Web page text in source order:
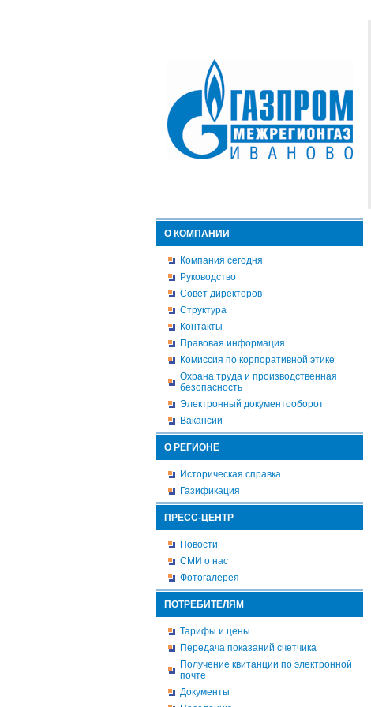
О КОМПАНИИ
Компания сегодня
Руководство
Совет директоров
Структура
Контакты
Правовая информация
Комиссия по корпоративной этике
Охрана труда и производственная
безопасность
Электронный документооборот
Вакансии
О РЕГИОНЕ
Историческая справка
Газификация
ПРЕСС-ЦЕНТР
Новости
СМИ о нас
Фотогалерея
ПОТРЕБИТЕЛЯМ
Тарифы и цены
Передача показаний счетчика
Получение квитанции по электронной
почте
Документы